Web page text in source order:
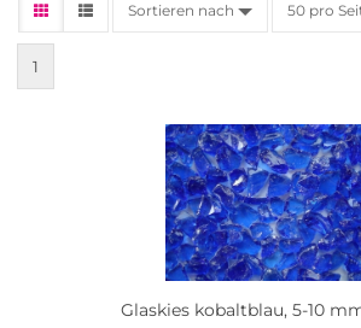
Sortieren nach 50 pro
1
Glas­kies ko­balt­blau, 5-10